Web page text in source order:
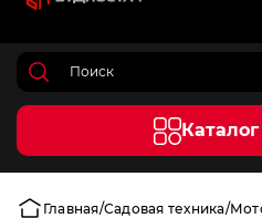
Главная Садовая техника